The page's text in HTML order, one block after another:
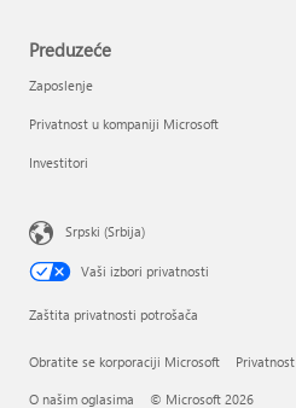
Preduzeće
Zaposlenje
Privatnost u kompaniji Microsoft
Investitori
Srpski (Srbija)
Vaši izbori privatnosti
Zaštita privatnosti potrošača
Obratite se korporaciji Microsoft Privatnost
O našim oglasima © Microsoft 2026